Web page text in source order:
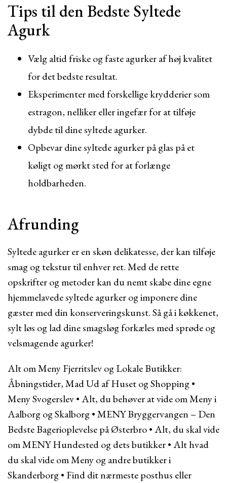
Tips til den Bedste Syltede
Agurk
Vælg altid friske og faste agurker af høj kvalitet
for det bedste resultat.
Eksperimenter med forskellige krydderier som
estragon, nelliker eller ingefær for at tilføje
dybde til dine syltede agurker.
Opbevar dine syltede agurker på glas på et
køligt og mørkt sted for at forlænge
holdbarheden.
Afrunding
Syltede agurker er en skøn delikatesse, der kan tilføje
smag og tekstur til enhver ret. Med de rette
opskrifter og metoder kan du nemt skabe dine egne
hjemmelavede syltede agurker og imponere dine
gæster med din konserveringskunst. Så gå i køkkenet,
sylt løs og lad dine smagsløg forkæles med sprøde og
velsmagende agurker!
Alt om Meny Fjerritslev og Lokale Butikker:
Åbningstider, Mad Ud af Huset og Shopping•
Meny Svogerslev•Alt, du behøver at vide om Meny i
Aalborg og Skalborg•MENY Bryggervangen – Den
Bedste Bagerioplevelse på Østerbro•Alt, du skal vide
om MENY Hundested og dets butikker•Alt hvad
du skal vide om Meny og andre butikker i
Skanderborg• Find dit nærmeste posthus eller